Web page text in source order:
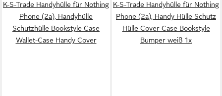
K-S-Trade Handyhülle für Nothing
Phone (2a), Handyhülle
Schutzhülle Bookstyle Case
Wallet-Case Handy Cover
K-S-Trade Handyhülle für Nothing
Phone (2a), Handy Hülle Schutz
Hülle Cover Case Bookstyle
Bumper weiß 1x